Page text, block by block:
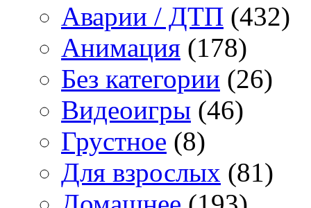
Аварии / ДТП (432)
Анимация (178)
Без категории (26)
Видеоигры (46)
Грустное (8)
Для взрослых (81)